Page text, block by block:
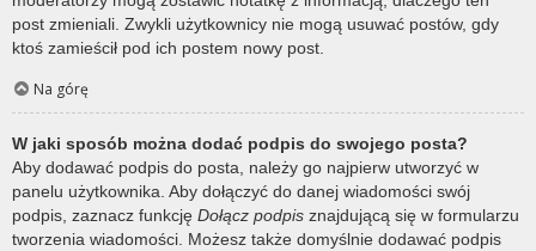
post zmieniali. Zwykli użytkownicy nie mogą usuwać postów, gdy
ktoś zamieścił pod ich postem nowy post.
Na górę
W jaki sposób można dodać podpis do swojego posta?
Aby dodawać podpis do posta, należy go najpierw utworzyć w
panelu użytkownika. Aby dołączyć do danej wiadomości swój
podpis, zaznacz funkcję Dołącz podpis znajdującą się w formularzu
tworzenia wiadomości. Możesz także domyślnie dodawać podpis